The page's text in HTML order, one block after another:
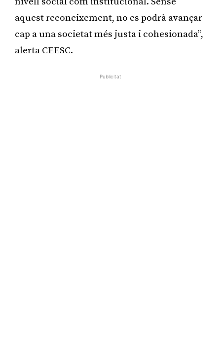
aquest reconeixement, no es podrà avançar
cap a una societat més justa i cohesionada”,
alerta CEESC.
Publicitat